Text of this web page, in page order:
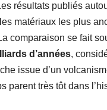
résultats publiés
matériaux les plus
comparaison se fait
d’années,
issue d’un
parent très tôt dans